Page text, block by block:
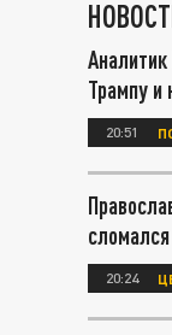
Трампу и
20:51
20:24